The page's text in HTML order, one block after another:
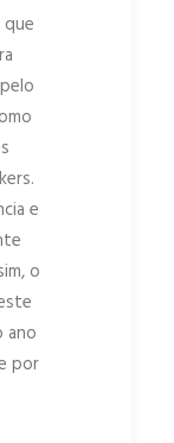
e
o
ano
por